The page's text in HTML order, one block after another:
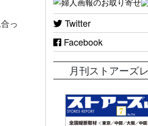
っ
Twitter
Facebook
月刊ストアーズ